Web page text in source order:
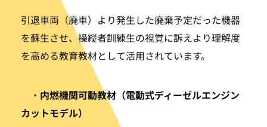
引退車両（廃車）より発生した廃棄予定だった機器
を蘇生させ、操縦者訓練生の視覚に訴えより理解度
を高める教育教材として活用されています。
・ 内燃機関可動教材（電動式ディーゼルエンジン
カットモデル）